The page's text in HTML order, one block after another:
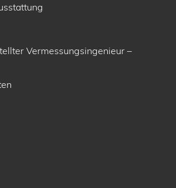
Vermessungsingenieur –